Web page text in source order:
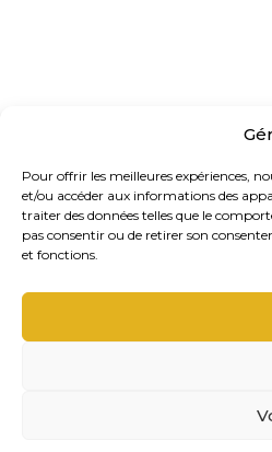
Pour offrir les meilleures expériences,
et/ou accéder aux informations des
traiter des données telles que le
pas consentir ou de retirer son
et fonctions.